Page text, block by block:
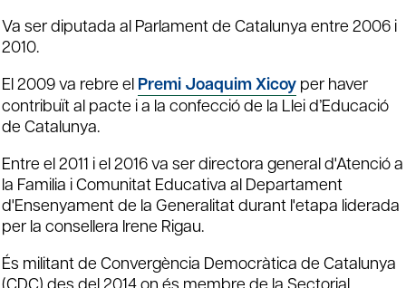
Va ser diputada al Parlament de Catalunya entre 2006 i
2010.
El 2009 va rebre el Premi Joaquim Xicoy per haver
contribuït al pacte i a la confecció de la Llei d’Educació
de Catalunya.
Entre el 2011 i el 2016 va ser directora general d'Atenció a
la Familia i Comunitat Educativa al Departament
d'Ensenyament de la Generalitat durant l'etapa liderada
per la consellera Irene Rigau.
És militant de Convergència Democràtica de Catalunya
(CDC) des del 2014 on és membre de la Sectorial